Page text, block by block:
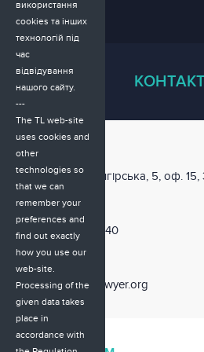
АДРЕСА
м. Київ, вул. Межигірська, 5, оф.
ТЕЛЕФОН
+38 (095) 860 04 40
EMAIL
info@tomorrowslawyer.org
використання
cookies та інших
технологій під
час
відвідування
нашого сайту.
---
The TL web-site
uses cookies and
other
technologies so
that we can
remember your
preferences and
find out exactly
how you use our
web-site.
Processing of the
given data takes
place in
accordance with